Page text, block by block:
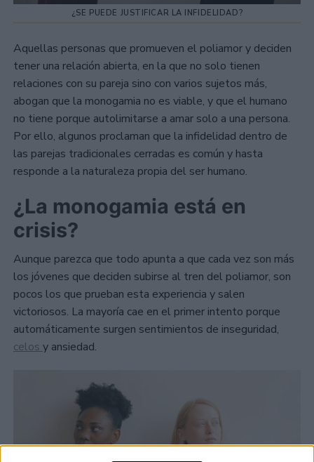
¿SE PUEDE JUSTIFICAR LA INFIDELIDAD?
Aquellas personas que promueven el poliamor y deciden
tener una relación abierta, en la que no solo tienen
relaciones con su pareja sino con varios sujetos más,
abogan que la monogamia no es viable, y que el humano
no tiene porque autolimitarse a amar solo a una persona.
Por ello, algunos proclaman que la infidelidad dentro de
las parejas tradicionales cerradas es común y hasta
responde a la naturaleza propia del ser humano.
¿La monogamia está en
crisis?
Aunque parezca que todo apunta a que cada vez son más
los jóvenes que deciden subirse al tren del poliamor, son
pocos los que prueban esta experiencia y salen
victoriosos. La mayoría cae en el primer intento porque
automáticamente surgen sentimientos de inseguridad,
celos y ansiedad.